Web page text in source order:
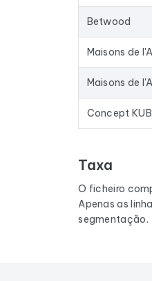
Betwood
Maisons de
Maisons de
Taxa
O ficheiro
Apenas as
segmentação.